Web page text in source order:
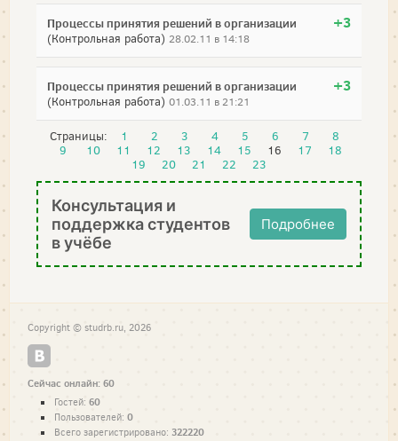
+3
Процессы принятия решений в организации
(Контрольная работа) 28.02.11 в 14:18
+3
Процессы принятия решений в организации
(Контрольная работа) 01.03.11 в 21:21
Страницы: 1 2 3 4 5 6 7
8
9
10 11 12 13 14 15 16 17
18
19
20 21 22 23
Консультация и
поддержка студентов
в учёбе
Подробнее
Copyright © studrb.ru, 2026
Сейчас онлайн: 60
Гостей: 60
Пользователей: 0
Всего зарегистрировано: 322220